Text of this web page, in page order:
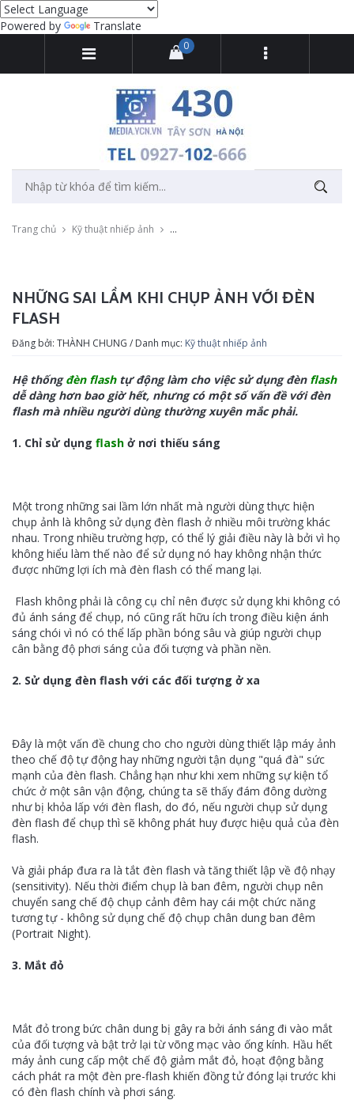
Powered by Translate
0
Trang chủ Kỹ thuật nhiếp ảnh Những sai lầm khi chụp ảnh với đèn flash
NHỮNG SAI LẦM KHI CHỤP ẢNH VỚI ĐÈN
FLASH
Đăng bởi: THÀNH CHUNG / Danh mục: Kỹ thuật nhiếp ảnh
Hệ thốngđèn flashtự động làm cho việc sử dụng đèn flash
dễ dàng hơn bao giờ hết, nhưng có một số vấn đề với đèn
flash mà nhiều người dùng thường xuyên mắc phải.
1. Chỉ sử dụng flash ở nơi thiếu sáng
Một trong những sai lầm lớn nhất mà người dùng thực hiện
chụp ảnh là không sử dụng đèn flash ở nhiều môi trường khác
nhau. Trong nhiều trường hợp, có thể lý giải điều này là bởi vì họ
không hiểu làm thế nào để sử dụng nó hay không nhận thức
được những lợi ích mà đèn flash có thể mang lại.
Flash không phải là công cụ chỉ nên được sử dụng khi không có
đủ ánh sáng để chụp, nó cũng rất hữu ích trong điều kiện ánh
sáng chói vì nó có thể lấp phần bóng sâu và giúp người chụp
cân bằng độ phơi sáng của đối tượng và phần nền.
2. Sử dụng đèn flash với các đối tượng ở xa
Đây là một vấn đề chung cho cho người dùng thiết lập máy ảnh
theo chế độ tự động hay những người tận dụng "quá đà" sức
mạnh của đèn flash. Chẳng hạn như khi xem những sự kiện tổ
chức ở một sân vận động, chúng ta sẽ thấy đám đông dường
như bị khỏa lấp với đèn flash, do đó, nếu người chụp sử dụng
đèn flash để chụp thì sẽ không phát huy được hiệu quả của đèn
flash.
Và giải pháp đưa ra là tắt đèn flash và tăng thiết lập về độ nhạy
(sensitivity). Nếu thời điểm chụp là ban đêm, người chụp nên
chuyển sang chế độ chụp cảnh đêm hay cái một chức năng
tương tự - không sử dụng chế độ chụp chân dung ban đêm
(Portrait Night).
3. Mắt đỏ
Mắt đỏ trong bức chân dung bị gây ra bởi ánh sáng đi vào mắt
của đối tượng và bật trở lại từ võng mạc vào ống kính. Hầu hết
máy ảnh cung cấp một chế độ giảm mắt đỏ, hoạt động bằng
cách phát ra một đèn pre-flash khiến đồng tử đóng lại trước khi
có đèn flash chính và phơi sáng.